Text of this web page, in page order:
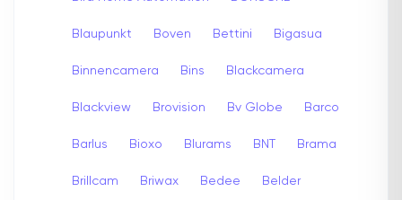
Blaupunkt Boven Bettini Bigasua
Binnencamera Bins Blackcamera
Blackview Brovision Bv Globe Barco
Barlus Bioxo Blurams BNT Brama
Brillcam Briwax Bedee Belder